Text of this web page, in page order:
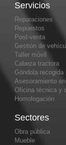
Servicios
Reparaciones
Repuestos
Post-venta
Gestión de
Taller móvil
Cabeza tractora
Góndola
Asesoramiento
Oficina técnica y
Homologación
Sectores
Obra pública
Mueble